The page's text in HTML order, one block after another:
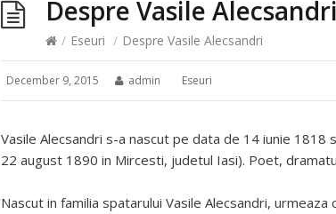
Despre Vasile Alecsandri
/ Eseuri / Despre Vasile Alecsandri
December 9, 2015 admin Eseuri
Vasile Alecsandri s-a nascut pe data de 14 iunie 1818
22 august 1890 in Mircesti, judetul Iasi). Poet,
Nascut in familia spatarului Vasile Alecsandri,